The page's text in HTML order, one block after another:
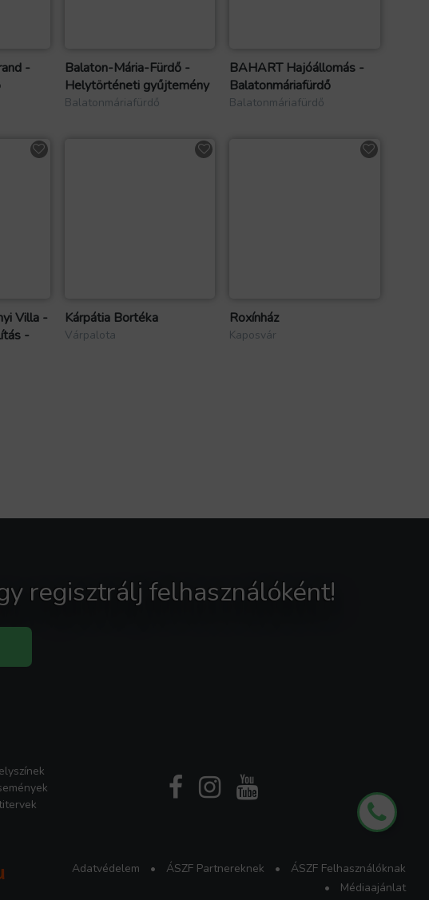
-
Balaton-Mária-Fürdő -
Helytörténeti gyűjtemény
Balatonmáriafürdő
BAHART Hajóállomás -
Balatonmáriafürdő
Balatonmáriafürdő
Villa -
-
Kárpátia Bortéka
Várpalota
Roxínház
Kaposvár
regisztrálj felhasználóként!
Adatvédelem • ÁSZF Partnereknek •
ÁSZF Felhasználóknak
•
Médiaajánlat